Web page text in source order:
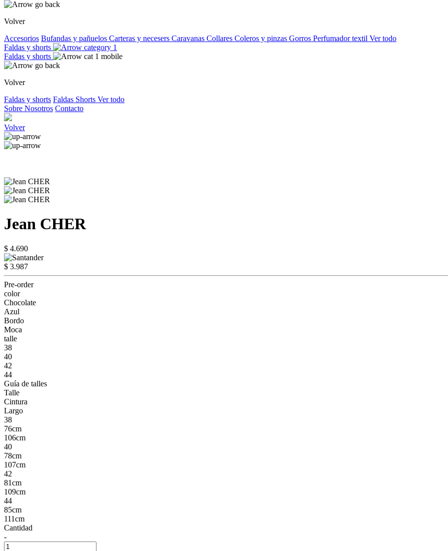
Volver
Accesorios Bufandas y pañuelos Carteras y necesers Caravanas Collares Coleros y pinzas Gorros Perfumador textil Ver todo
Faldas y shorts
Faldas y shorts
Volver
Faldas y shorts Faldas Shorts Ver todo
Sobre Nosotros Contacto
Volver
Jean CHER
$ 4.690
$ 3.987
Pre-order
color
Chocolate
Azul
Bordo
Moca
talle
38
40
42
44
Guía de talles
Talle
Cintura
Largo
38
76cm
106cm
40
78cm
107cm
42
81cm
109cm
44
85cm
111cm
Cantidad
-